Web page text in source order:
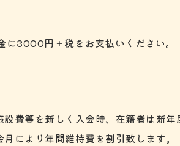
3000円＋税をお支払いください。
費等を新しく入会時、在籍者は新
により年間維持費を割引致します。